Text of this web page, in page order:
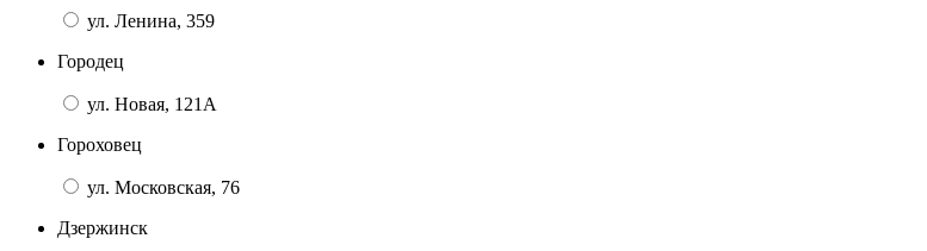
ул. Ленина, 359
Городец
ул. Новая, 121А
Гороховец
ул. Московская, 76
Дзержинск